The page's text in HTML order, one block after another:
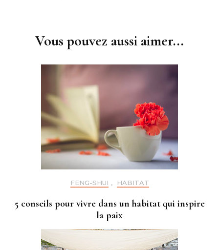
Vous pouvez aussi aimer...
FENG-SHUI , HABITAT
5 conseils pour vivre dans un habitat qui inspire
la paix